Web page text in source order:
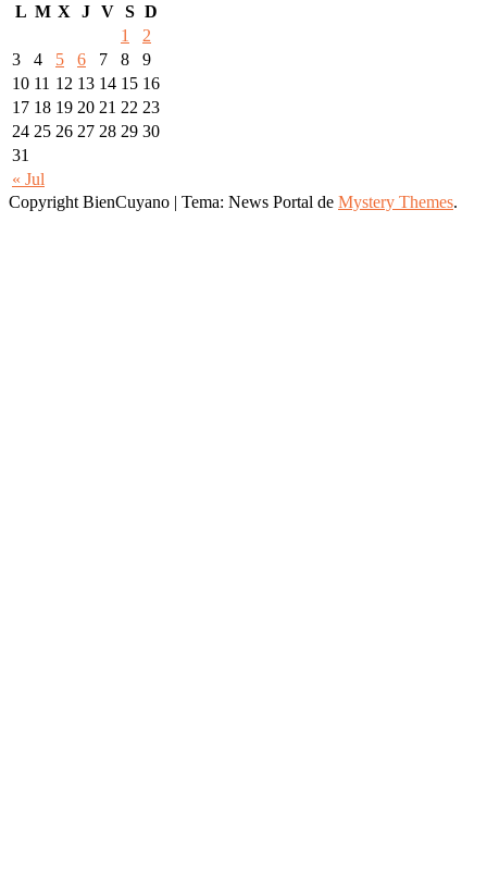
L M X J V S D
« Jul
1
2
3
4 5 6 7 8
9
10 11 12 13 14 15 16
17 18 19 20 21 22 23
24 25 26 27 28 29 30
31
Copyright BienCuyano | Tema: News Portal de Mystery Themes.